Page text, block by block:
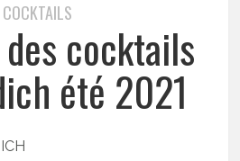
COCKTAILS
cocktails
été 2021